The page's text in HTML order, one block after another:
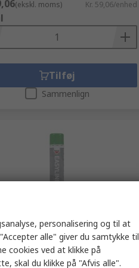
(ekskl. moms) Kr. 59,06/enhed
Tilføj
Sammenlign
lager
Sort RAL 6024 Grøn Satin
personalisering og til at
alle" giver du samtykke til
cookies ved at klikke på
skal du klikke på "Afvis alle".